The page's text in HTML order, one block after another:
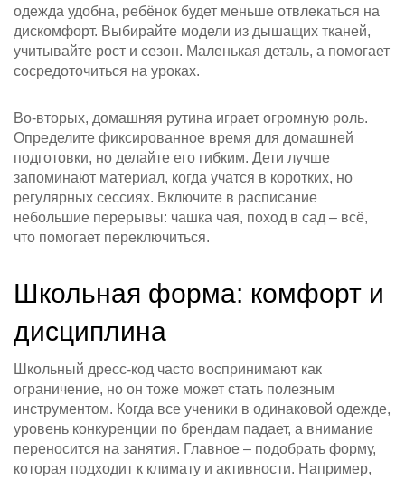
одежда удобна, ребёнок будет меньше отвлекаться на
дискомфорт. Выбирайте модели из дышащих тканей,
учитывайте рост и сезон. Маленькая деталь, а помогает
сосредоточиться на уроках.
Во-вторых, домашняя рутина играет огромную роль.
Определите фиксированное время для домашней
подготовки, но делайте его гибким. Дети лучше
запоминают материал, когда учатся в коротких, но
регулярных сессиях. Включите в расписание
небольшие перерывы: чашка чая, поход в сад – всё,
что помогает переключиться.
Школьная форма: комфорт и
дисциплина
Школьный дресс‑код часто воспринимают как
ограничение, но он тоже может стать полезным
инструментом. Когда все ученики в одинаковой одежде,
уровень конкуренции по брендам падает, а внимание
переносится на занятия. Главное – подобрать форму,
которая подходит к климату и активности. Например,